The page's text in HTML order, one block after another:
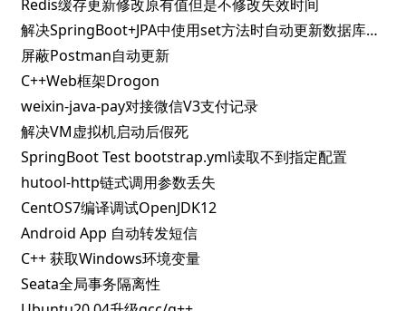
SpringBoot Test bootstrap.yml读取不到指定配置
hutool-http链式调用参数丢失
CentOS7编译调试OpenJDK12
Android App 自动转发短信
C++ 获取Windows环境变量
Seata全局事务隔离性
Ubuntu20.04升级gcc/g++
标签云
codex maxwell 窗口函数
vite md